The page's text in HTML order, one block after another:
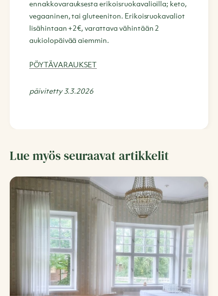
ennakkovarauksesta erikoisruokavalioilla; keto,
vegaaninen, tai gluteeniton. Erikoisruokavaliot
lisähintaan +2€, varattava vähintään 2
aukiolopäivää aiemmin.
PÖYTÄVARAUKSET
päivitetty 3.3.2026
Lue myös seuraavat artikkelit